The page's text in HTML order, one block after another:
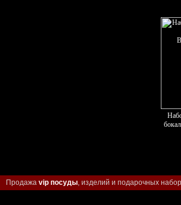
Продажа vip посуды, изделий и подарочных